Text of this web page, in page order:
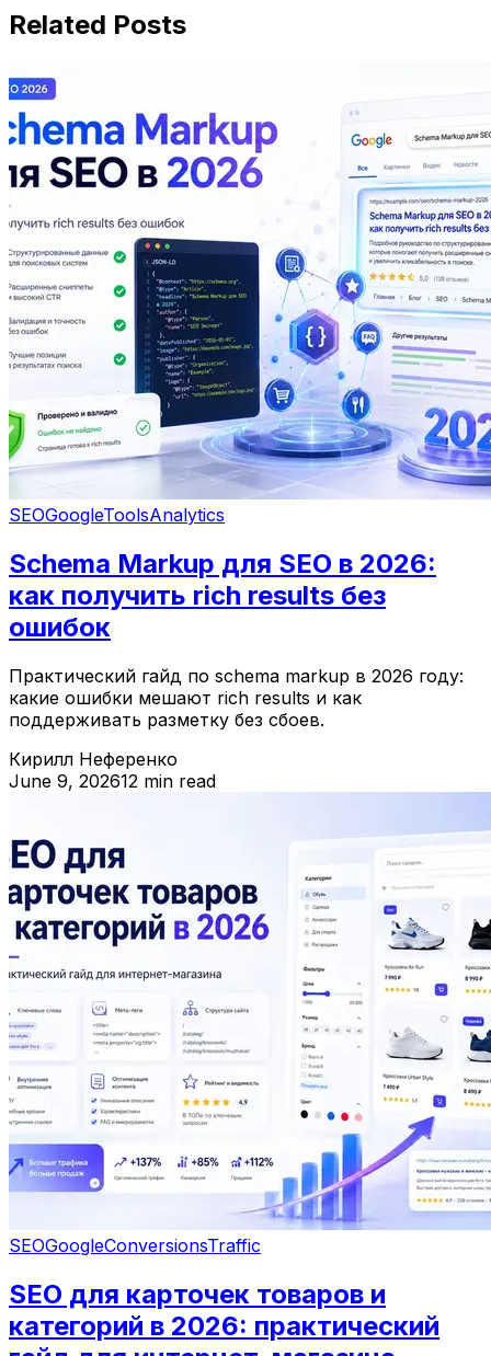
Related Posts
SEOGoogleToolsAnalytics
Schema Markup для SEO в 2026:
как получить rich results без
ошибок
Практический гайд по schema markup в 2026 году:
какие ошибки мешают rich results и как
поддерживать разметку без сбоев.
Кирилл Неференко
June 9, 202612 min read
SEOGoogleConversionsTraffic
SEO для карточек товаров и
категорий в 2026: практический